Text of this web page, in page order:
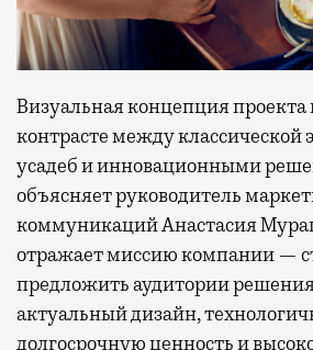
Визуальная концепция проекта
контрасте между классической
усадеб и инновационными
объясняет руководитель
коммуникаций Анастасия
отражает миссию компании —
предложить аудитории
актуальный дизайн,
долгосрочную ценность и